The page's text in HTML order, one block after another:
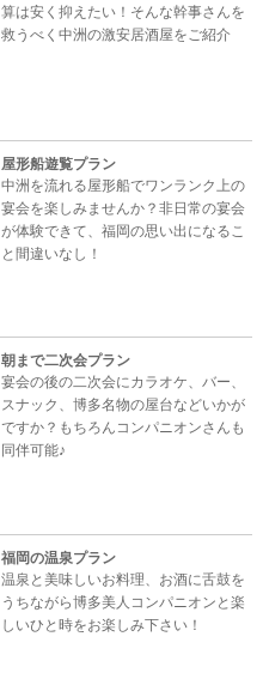
算は安く抑えたい！そんな幹事さんを
救うべく中洲の激安居酒屋をご紹介
屋形船遊覧プラン
中洲を流れる屋形船でワンランク上の
宴会を楽しみませんか？非日常の宴会
が体験できて、福岡の思い出になるこ
と間違いなし！
朝まで二次会プラン
宴会の後の二次会にカラオケ、バー、
スナック、博多名物の屋台などいかが
ですか？もちろんコンパニオンさんも
同伴可能♪
福岡の温泉プラン
温泉と美味しいお料理、お酒に舌鼓を
うちながら博多美人コンパニオンと楽
しいひと時をお楽しみ下さい！